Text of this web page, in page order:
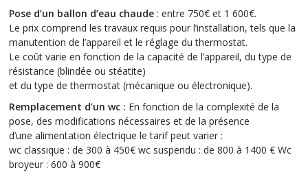
Pose d’un ballon d’eau chaude : entre 750€ et 1 600€.
Le prix comprend les travaux requis pour l’installation, tels que la
manutention de l’appareil et le réglage du thermostat.
Le coût varie en fonction de la capacité de l’appareil, du type de
résistance (blindée ou stéatite)
et du type de thermostat (mécanique ou électronique).
Remplacement d’un wc : En fonction de la complexité de la
pose, des modifications nécessaires et de la présence
d’une alimentation électrique le tarif peut varier :
wc classique : de 300 à 450€ wc suspendu : de 800 à 1400 € Wc
broyeur : 600 à 900€